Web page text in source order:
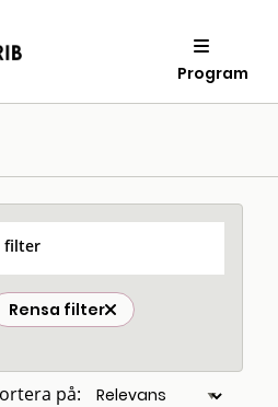
Program
filter
Rensa filter
på: